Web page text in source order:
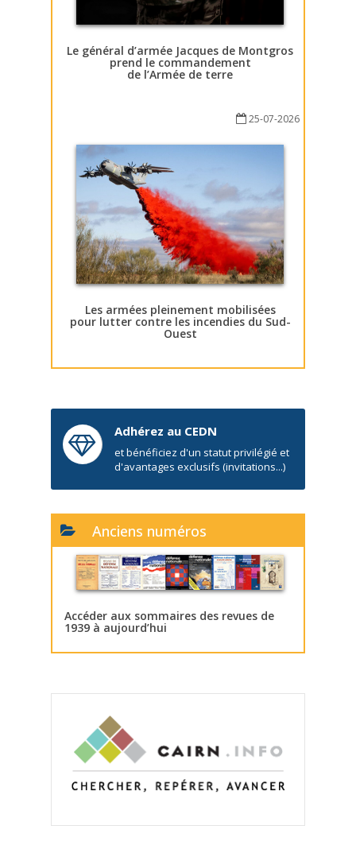
Le général d’armée Jacques de Montgros
prend le commandement
de l’Armée de terre
25-07-2026
Les armées pleinement mobilisées
pour lutter contre les incendies du Sud-
Ouest
Adhérez au CEDN
et bénéficiez d'un statut privilégié et
d'avantages exclusifs (invitations...)
Anciens numéros
Accéder aux sommaires des revues de
1939 à aujourd’hui